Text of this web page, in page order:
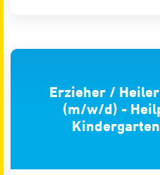
Erzieher /
(m/w/d) -